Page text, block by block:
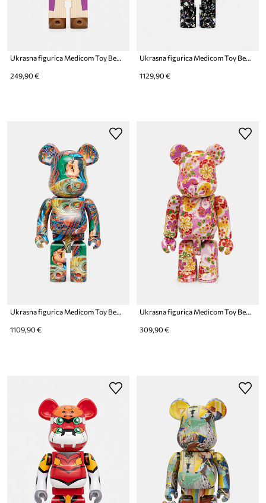
Ukrasna figurica Medicom Toy Be@rbrick Willy Wonka 400%
249,90 €
Ukrasna figurica Medicom Toy Be@rbrick Anever Black 1000%
1129,90 €
Ukrasna figurica Medicom Toy Be@rbrick Umezu Kazuo 1000%
1109,90 €
Ukrasna figurica Medicom Toy Be@rbrick Kimekomi Botan
309,90 €